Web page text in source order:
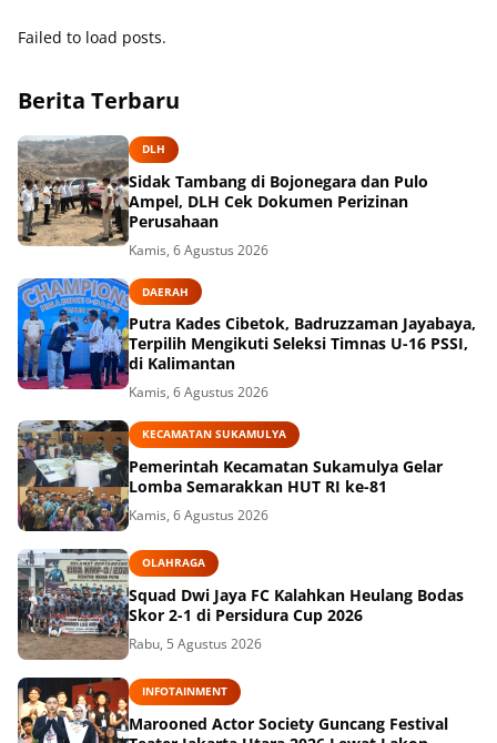
Failed to load posts.
Berita Terbaru
DLH
Sidak Tambang di Bojonegara dan Pulo
Ampel, DLH Cek Dokumen Perizinan
Perusahaan
Kamis, 6 Agustus 2026
DAERAH
Putra Kades Cibetok, Badruzzaman Jayabaya,
Terpilih Mengikuti Seleksi Timnas U-16 PSSI,
di Kalimantan
Kamis, 6 Agustus 2026
KECAMATAN SUKAMULYA
Pemerintah Kecamatan Sukamulya Gelar
Lomba Semarakkan HUT RI ke-81
Kamis, 6 Agustus 2026
OLAHRAGA
Squad Dwi Jaya FC Kalahkan Heulang Bodas
Skor 2-1 di Persidura Cup 2026
Rabu, 5 Agustus 2026
INFOTAINMENT
Marooned Actor Society Guncang Festival